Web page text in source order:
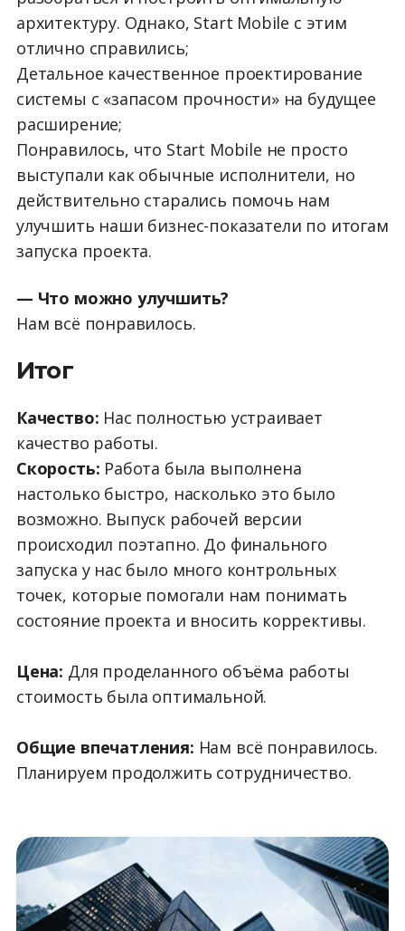
архитектуру. Однако, Start Mobile с этим
отлично справились;
Детальное качественное проектирование
системы с «запасом прочности» на будущее
расширение;
Понравилось, что Start Mobile не просто
выступали как обычные исполнители, но
действительно старались помочь нам
улучшить наши бизнес-показатели по итогам
запуска проекта.
— Что можно улучшить?
Нам всё понравилось.
Итог
Качество: Нас полностью устраивает
качество работы.
Скорость: Работа была выполнена
настолько быстро, насколько это было
возможно. Выпуск рабочей версии
происходил поэтапно. До финального
запуска у нас было много контрольных
точек, которые помогали нам понимать
состояние проекта и вносить коррективы.
Цена: Для проделанного объёма работы
стоимость была оптимальной.
Общие впечатления: Нам всё понравилось.
Планируем продолжить сотрудничество.